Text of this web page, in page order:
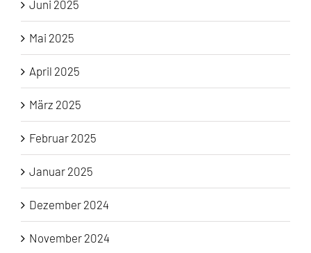
Juni 2025
Mai 2025
April 2025
März 2025
Februar 2025
Januar 2025
Dezember 2024
November 2024